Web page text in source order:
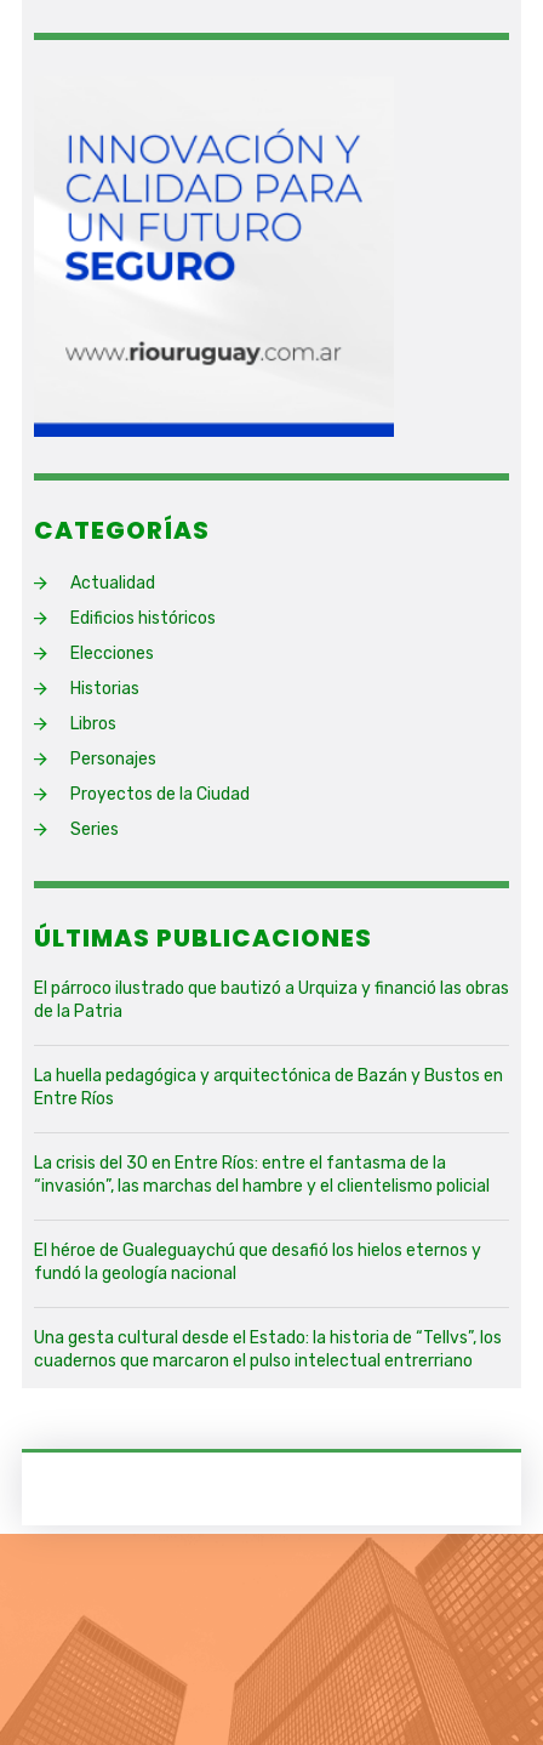
CATEGORÍAS
Actualidad
Edificios históricos
Elecciones
Historias
Libros
Personajes
Proyectos de la Ciudad
Series
ÚLTIMAS PUBLICACIONES
El párroco ilustrado que bautizó a Urquiza y financió las obras
de la Patria
La huella pedagógica y arquitectónica de Bazán y Bustos en
Entre Ríos
La crisis del 30 en Entre Ríos: entre el fantasma de la
“invasión”, las marchas del hambre y el clientelismo policial
El héroe de Gualeguaychú que desafió los hielos eternos y
fundó la geología nacional
Una gesta cultural desde el Estado: la historia de “Tellvs”, los
cuadernos que marcaron el pulso intelectual entrerriano